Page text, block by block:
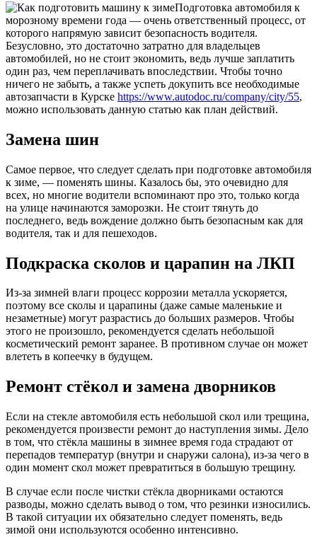
Подготовка автомобиля к
морозному времени года — очень ответственный процесс, от
которого напрямую зависит безопасность водителя.
Безусловно, это достаточно затратно для владельцев
автомобилей, но не стоит экономить, ведь лучше заплатить
один раз, чем переплачивать впоследствии. Чтобы точно
ничего не забыть, а также успеть докупить все необходимые
автозапчасти в Курске https://www.autodoc.ru/company/city/55,
можно использовать данную статью как план действий.
Замена шин
Самое первое, что следует сделать при подготовке автомобиля
к зиме, — поменять шины. Казалось бы, это очевидно для
всех, но многие водители вспоминают про это, только когда
на улице начинаются заморозки. Не стоит тянуть до
последнего, ведь вождение должно быть безопасным как для
водителя, так и для пешеходов.
Подкраска сколов и царапин на ЛКП
Из-за зимней влаги процесс коррозии металла ускоряется,
поэтому все сколы и царапины (даже самые маленькие и
незаметные) могут разрастись до больших размеров. Чтобы
этого не произошло, рекомендуется сделать небольшой
косметический ремонт заранее. В противном случае он может
влететь в копеечку в будущем.
Ремонт стёкол и замена дворников
Если на стекле автомобиля есть небольшой скол или трещина,
рекомендуется произвести ремонт до наступления зимы. Дело
в том, что стёкла машины в зимнее время года страдают от
перепадов температур (внутри и снаружи салона), из-за чего в
один момент скол может превратиться в большую трещину.
В случае если после чистки стёкла дворниками остаются
разводы, можно сделать вывод о том, что резинки износились.
В такой ситуации их обязательно следует поменять, ведь
зимой они используются особенно интенсивно.